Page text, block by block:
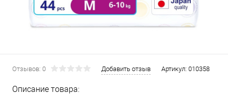
Отзывов: 0 Добавить отзыв Артикул: 010358
Описание товара: